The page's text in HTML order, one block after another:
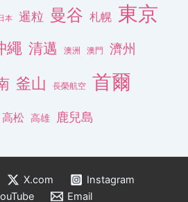
本 暹粒 曼谷 札幌 東京
繩 清邁 澳洲 澳門 濟州
釜山 長榮航空 首爾
高松 高雄 鹿兒島
X.com
Instagram
Email